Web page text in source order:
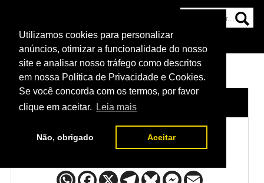
Utilizamos cookies para personalizar
anúncios, otimizar a funcionalidade do nosso
site e analisar nosso tráfego como descritos
em nossa Política de Privacidade e Cookies.
Se você concorda com os termos, por favor
clique em aceitar.
Leia mais
Não, obrigado Aceitar
NOTÍCIAS
HOME LUTADORES /
Phil Hawes